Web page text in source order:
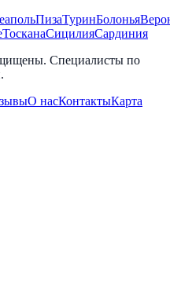
ПизаТуринБолонья
ТосканаСицилияСардиния
Специалисты по
О насКонтактыКарта